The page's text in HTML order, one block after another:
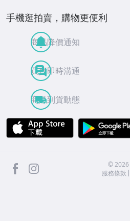
手機逛拍賣，購物更便利
商品降價通知
買賣即時溝通
商品到貨動態
APP Store
facebook ©2026
服務條款